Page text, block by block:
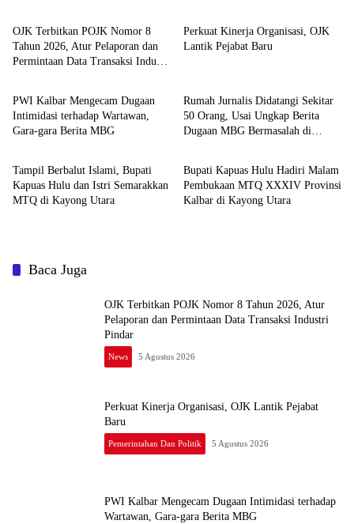
OJK Terbitkan POJK Nomor 8
Tahun 2026, Atur Pelaporan dan
Permintaan Data Transaksi Industri
Perkuat Kinerja Organisasi, OJK
Lantik Pejabat Baru
News
PWI Kalbar Mengecam Dugaan
Intimidasi terhadap Wartawan,
Gara-gara Berita MBG
Rumah Jurnalis Didatangi Sekitar
50 Orang, Usai Ungkap Berita
Dugaan MBG Bermasalah di
Pemerintahan dan Politik
Tampil Berbalut Islami, Bupati
Kapuas Hulu dan Istri Semarakkan
MTQ di Kayong Utara
Pemerintahan dan Politik
Bupati Kapuas Hulu Hadiri Malam
Pembukaan MTQ XXXIV Provinsi
Kalbar di Kayong Utara
Baca Juga
OJK Terbitkan POJK Nomor 8 Tahun 2026, Atur
Pelaporan dan Permintaan Data Transaksi Industri
Pindar
News 5 Agustus 2026
Perkuat Kinerja Organisasi, OJK Lantik Pejabat
Baru
Pemerintahan Dan Politik 5 Agustus 2026
PWI Kalbar Mengecam Dugaan Intimidasi terhadap
Wartawan, Gara-gara Berita MBG